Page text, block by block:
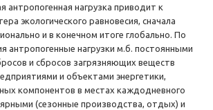
нагрузка приводит к
экологического равновесия, сначала
и в конечном итоге глобально. По
антропогенные нагрузки м.б. постоянными
и сбросов загрязняющих веществ
и объектами энергетики,
компонентов в местах каждодневного
(сезонные производства, отдых) и